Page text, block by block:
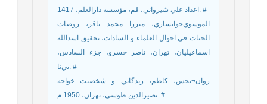
اعداد علي شيرواني، قم، مؤسسه دارالعلم، 1417. #
الموسوي‌خوانساري، ميرزا محمد باقر، روضات
الجنات في احوال العلماء و السادات، تحقيق اسدالله
اسماعيليان، تهران، ناصر خسرو، جزء السادس،
بي‌تا. #
روان¬بخش، کاظم، زندگاني و شخصيت خواجه
نصيرالدين طوسي، تهران، 1950.م. #